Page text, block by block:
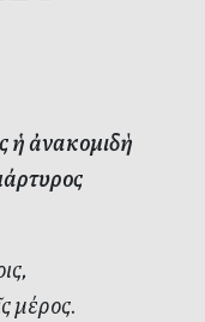
ἡ ἀνακομιδὴ
μέρος.